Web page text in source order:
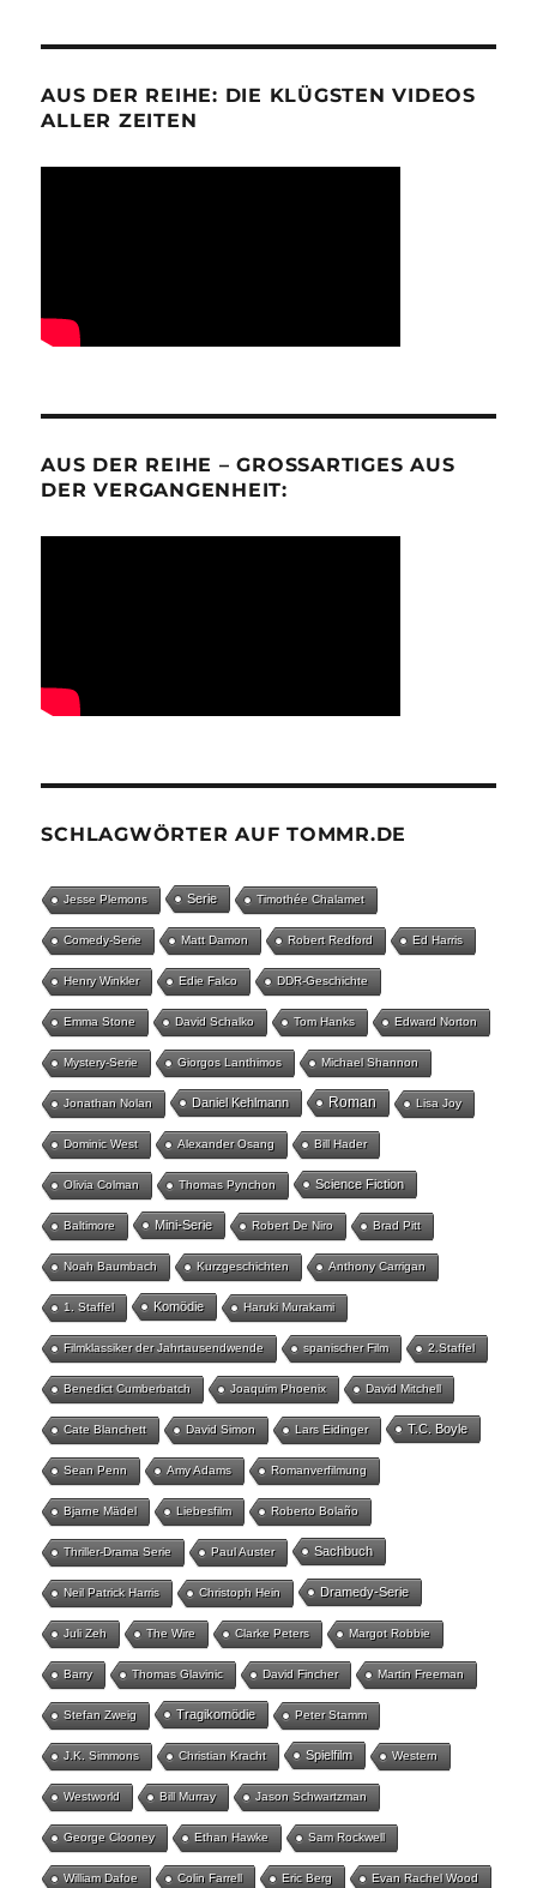
AUS DER REIHE: DIE KLÜGSTEN VIDEOS
ALLER ZEITEN
AUS DER REIHE – GROSSARTIGES AUS D
ER VERGANGENHEIT:
SCHLAGWÖRTER AUF TOMMR.DE
Jesse Plemons Serie Timothée Chalamet
Comedy-Serie Matt Damon Robert Redford Ed Harris
Henry Winkler Edie Falco DDR-Geschichte
Emma Stone David Schalko Tom Hanks Edward Norton
Mystery-Serie Giorgos Lanthimos Michael Shannon
Jonathan Nolan Daniel Kehlmann Roman Lisa Joy
Dominic West Alexander Osang Bill Hader
Olivia Colman Thomas Pynchon Science Fiction
Baltimore Mini-Serie Robert De Niro Brad Pitt
Noah Baumbach Kurzgeschichten Anthony Carrigan
1. Staffel Komödie Haruki Murakami
Filmklassiker der Jahrtausendwende spanischer Film 2.Staffel
Benedict Cumberbatch Joaquim Phoenix David Mitchell
Cate Blanchett David Simon Lars Eidinger T.C. Boyle
Sean Penn Amy Adams Romanverfilmung
Bjarne Mädel Liebesfilm Roberto Bolaño
Thriller-Drama Serie Paul Auster Sachbuch
Neil Patrick Harris Christoph Hein Dramedy-Serie
Juli Zeh The Wire Clarke Peters Margot Robbie
Barry Thomas Glavinic David Fincher Martin Freeman
Stefan Zweig Tragikomödie Peter Stamm
J.K. Simmons Christian Kracht Spielfilm Western
Westworld Bill Murray Jason Schwartzman
George Clooney Ethan Hawke Sam Rockwell
William Dafoe Colin Farrell Eric Berg Evan Rachel Wood